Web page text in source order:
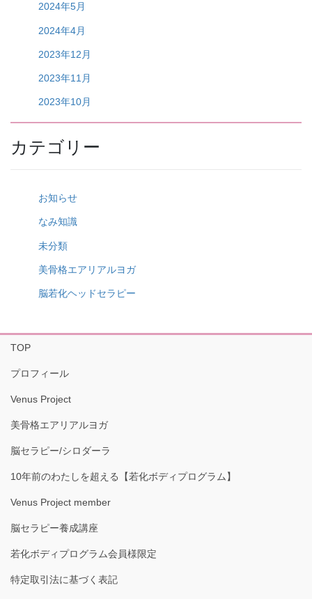
2024年5月
2024年4月
2023年12月
2023年11月
2023年10月
カテゴリー
お知らせ
なみ知識
未分類
美骨格エアリアルヨガ
脳若化ヘッドセラピー
TOP
プロフィール
Venus Project
美骨格エアリアルヨガ
脳セラピー/シロダーラ
10年前のわたしを超える【若化ボディプログラム】
Venus Project member
脳セラピー養成講座
若化ボディプログラム会員様限定
特定取引法に基づく表記